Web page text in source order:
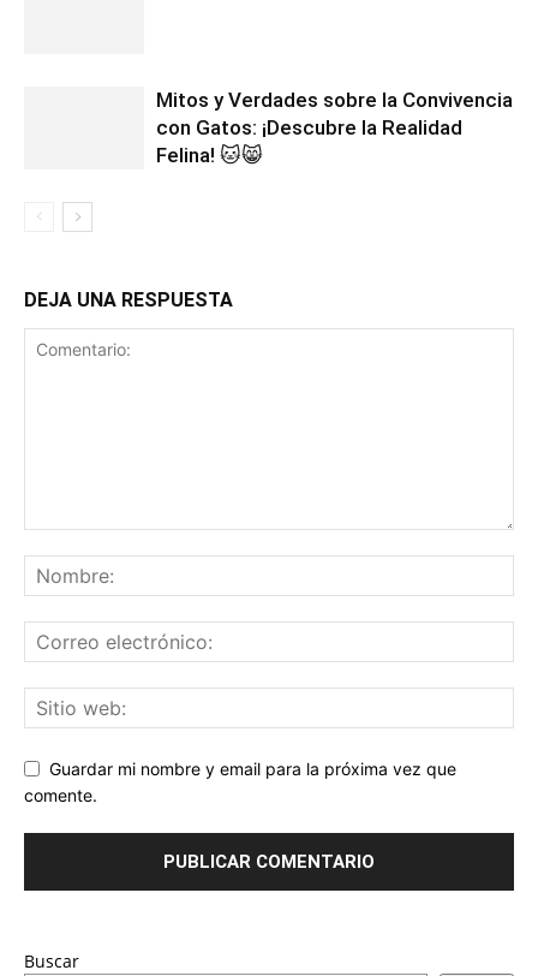
Mitos y Verdades sobre la Convivencia
con Gatos: ¡Descubre la Realidad
Felina! 🐱😸
DEJA UNA RESPUESTA
Guardar mi nombre y email para la próxima vez que
comente.
Buscar